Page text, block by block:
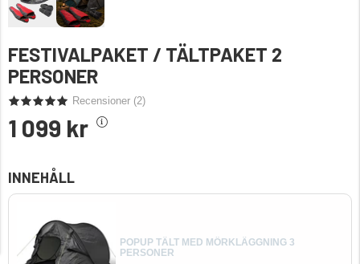
FESTIVALPAKET / TÄLTPAKET 2
PERSONER
Recensioner (2)
1 099 kr
INNEHÅLL
POPUP TÄLT MED MÖRKLÄGGNING 3
PERSONER